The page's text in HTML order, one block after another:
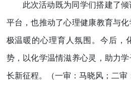
此次活动既为同学们搭建了
平台，也推动了心理健康教育与
极温暖的心理育人氛围。今后，
势，以化学温情滋养心灵，助力
长新征程。 （一审：马晓风；二审